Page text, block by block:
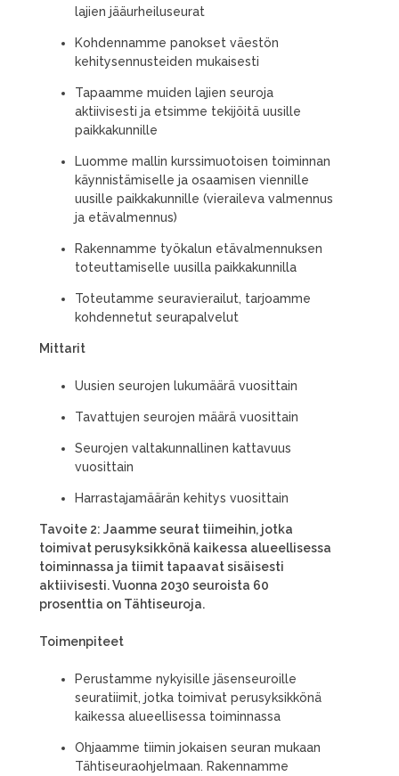
lajien jääurheiluseurat
Kohdennamme panokset väestön
kehitysennusteiden mukaisesti
Tapaamme muiden lajien seuroja
aktiivisesti ja etsimme tekijöitä uusille
paikkakunnille
Luomme mallin kurssimuotoisen toiminnan
käynnistämiselle ja osaamisen viennille
uusille paikkakunnille (vieraileva valmennus
ja etävalmennus)
Rakennamme työkalun etävalmennuksen
toteuttamiselle uusilla paikkakunnilla
Toteutamme seuravierailut, tarjoamme
kohdennetut seurapalvelut
Mittarit
Uusien seurojen lukumäärä vuosittain
Tavattujen seurojen määrä vuosittain
Seurojen valtakunnallinen kattavuus
vuosittain
Harrastajamäärän kehitys vuosittain
Tavoite 2: Jaamme seurat tiimeihin, jotka
toimivat perusyksikkönä kaikessa alueellisessa
toiminnassa ja tiimit tapaavat sisäisesti
aktiivisesti. Vuonna 2030 seuroista 60
prosenttia on Tähtiseuroja.
Toimenpiteet
Perustamme nykyisille jäsenseuroille
seuratiimit, jotka toimivat perusyksikkönä
kaikessa alueellisessa toiminnassa
Ohjaamme tiimin jokaisen seuran mukaan
Tähtiseuraohjelmaan. Rakennamme